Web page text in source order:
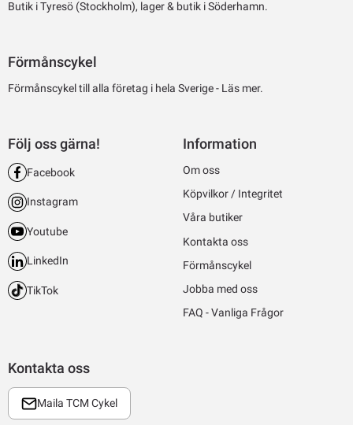
Butik i Tyresö (Stockholm), lager & butik i Söderhamn.
Förmånscykel
Förmånscykel till alla företag i hela Sverige - Läs mer.
Kontakta oss
Maila TCM Cykel
Följ oss gärna!
Facebook
Instagram
Youtube
LinkedIn
TikTok
Information
Om oss
Köpvilkor / Integritet
Våra butiker
Kontakta oss
Förmånscykel
Jobba med oss
FAQ - Vanliga Frågor